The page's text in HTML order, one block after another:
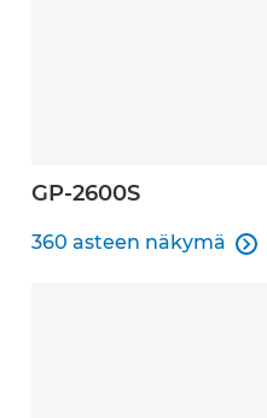
GP-2600S
360 asteen näkymä
360 asteen näkymä
